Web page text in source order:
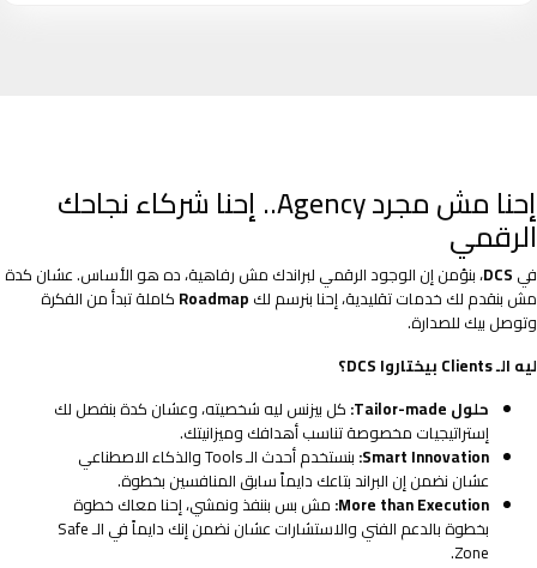
إحنا مش مجرد Agency.. إحنا شركاء نجاحك
الرقمي
في DCS، بنؤمن إن الوجود الرقمي لبراندك مش رفاهية، ده هو الأساس. عشان كدة
مش بنقدم لك خدمات تقليدية، إحنا بنرسم لك Roadmap كاملة تبدأ من الفكرة
وتوصل بيك للصدارة.
ليه الـ Clients بيختاروا DCS؟
حلول Tailor-made:
كل بيزنس ليه شخصيته، وعشان كدة بنفصل لك
إستراتيجيات مخصوصة تناسب أهدافك وميزانيتك.
Smart Innovation:
بنستخدم أحدث الـ Tools والذكاء الاصطناعي
عشان نضمن إن البراند بتاعك دايماً سابق المنافسين بخطوة.
More than Execution: مش بس بننفذ ونمشي، إحنا معاك خطوة
بخطوة بالدعم الفني والاستشارات عشان نضمن إنك دايماً في الـ Safe
Zone.